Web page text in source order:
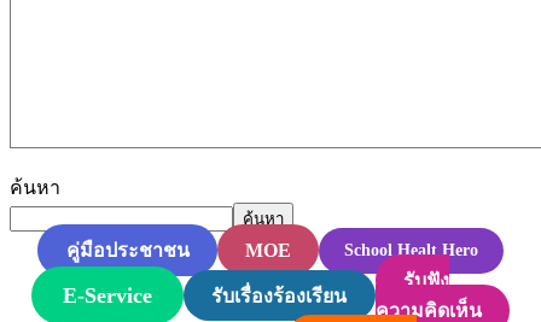
ค้นหา
ค้นหา
คู่มือประชาชน MOE School Healt Hero
E-Service รับเรื่องร้องเรียน
รับฟัง
ความคิดเห็น